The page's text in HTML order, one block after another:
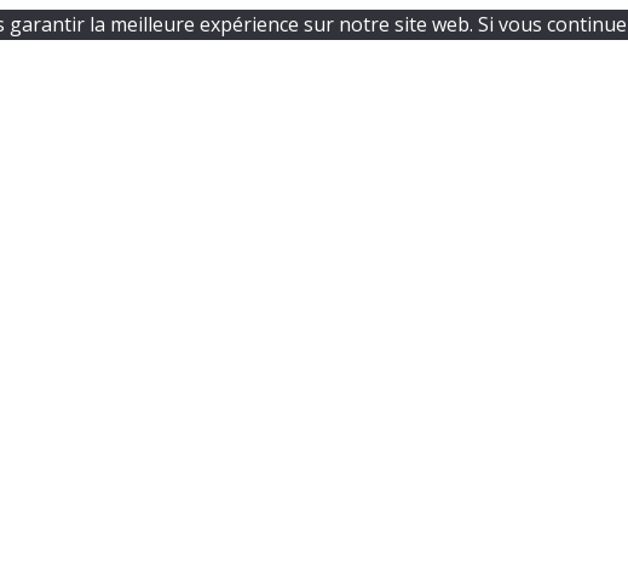
la meilleure expérience sur notre site web. Si vous